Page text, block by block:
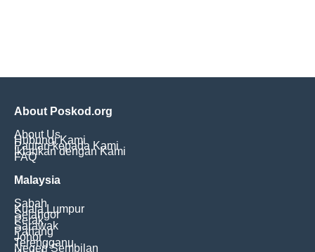
About Poskod.org
About Us
Hubungi Kami
Pautan kepada Kami
Iklankan dengan Kami
FAQ
Malaysia
Sabah
Kuala Lumpur
Selangor
Perak
Sarawak
Pahang
Johor
Terengganu
Negeri Sembilan